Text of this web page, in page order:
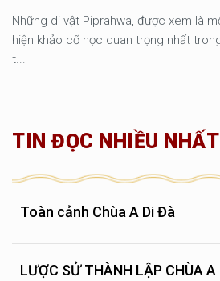
Những di vật Piprahwa, được xem là
hiện khảo cổ học quan trọng nhất
t...
TIN ĐỌC NHIỀU NHẤT
Toàn cảnh Chùa A Di Đà
LƯỢC SỬ THÀNH LẬP CHÙA A